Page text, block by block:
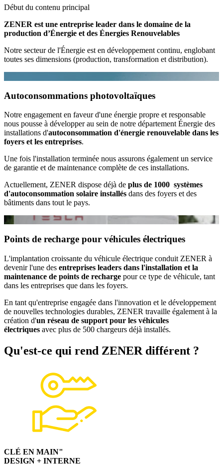
Début du contenu principal
ZENER est une entreprise leader dans le domaine de la
production d’Énergie et des Énergies Renouvelables
Notre secteur de l'Énergie est en développement continu, englobant
toutes ses dimensions (production, transformation et distribution).
Autoconsommations photovoltaïques
Notre engagement en faveur d'une énergie propre et responsable
nous pousse à développer au sein de notre département Énergie des
installations d'autoconsommation d'énergie renouvelable dans les
foyers et les entreprises.
Une fois l'installation terminée nous assurons également un service
de garantie et de maintenance complète de ces installations.
Actuellement, ZENER dispose déjà de plus de 1000 systèmes
d'autoconsommation solaire installés dans des foyers et des
bâtiments dans tout le pays.
Points de recharge pour véhicules électriques
L'implantation croissante du véhicule électrique conduit ZENER à
devenir l'une des entreprises leaders dans l'installation et la
maintenance de points de recharge pour ce type de véhicule, tant
dans les entreprises que dans les foyers.
En tant qu'entreprise engagée dans l'innovation et le développement
de nouvelles technologies durables, ZENER travaille également à la
création d'un réseau de support pour les véhicules
électriques avec plus de 500 chargeurs déjà installés.
Qu'est-ce qui rend ZENER différent ?
CLÉ EN MAIN"
DESIGN + INTERNE